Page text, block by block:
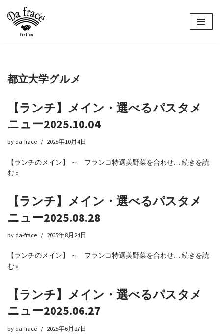
コ
へ
プ
都立大学グルメ
【ランチ】メイン・選べるパスタメ
ニュー2025.10.04
by da-frace 2025年10月4日
【ランチのメイン】 ～ フランコ特選美野菜を合わせ… 続きを読
む »
【ランチ】メイン・選べるパスタメ
ニュー2025.08.28
by da-frace 2025年8月24日
【ランチのメイン】 ～ フランコ特選美野菜を合わせ… 続きを読
む »
【ランチ】メイン・選べるパスタメ
ニュー2025.06.27
by da-frace 2025年6月27日